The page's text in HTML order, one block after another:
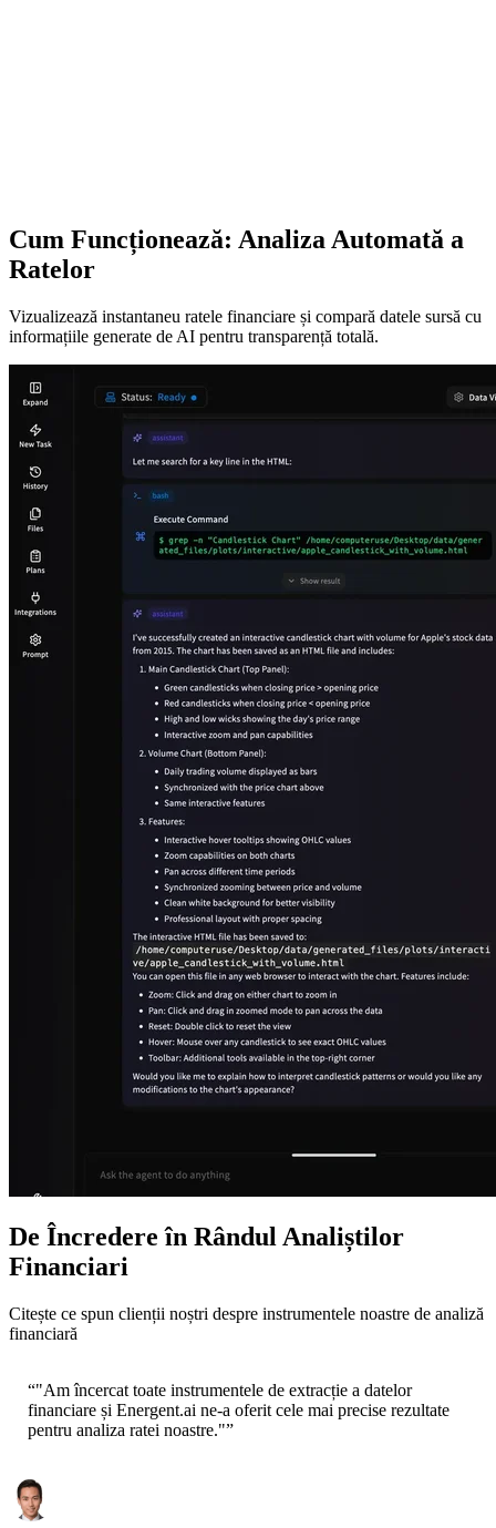
Cum Funcționează: Analiza Automată a
Ratelor
Vizualizează instantaneu ratele financiare și compară datele sursă cu
informațiile generate de AI pentru transparență totală.
De Încredere în Rândul Analiștilor
Financiari
Citește ce spun clienții noștri despre instrumentele noastre de analiză
financiară
“"Am încercat toate instrumentele de extracție a datelor
financiare și Energent.ai ne-a oferit cele mai precise rezultate
pentru analiza ratei noastre."”